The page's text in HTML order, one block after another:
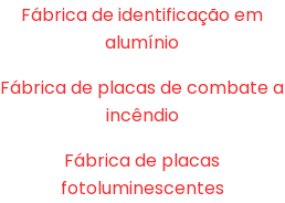
Fábrica de identificação em
alumínio
Fábrica de placas de combate a
incêndio
Fábrica de placas
fotoluminescentes